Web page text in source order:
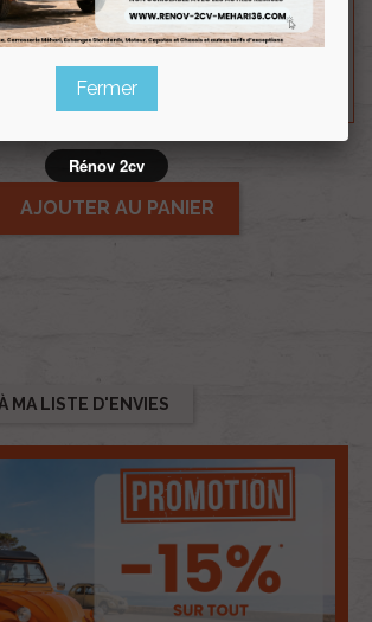
technique sur le produit
à contacter notre service
0254 277 154ou par mail à
AJOUTER AU PANIER
MA LISTE D'ENVIES
Fermer
Rénov 2cv